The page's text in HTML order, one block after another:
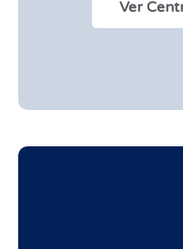
Ver